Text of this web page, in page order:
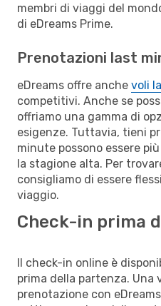
membri di viaggi del
di eDreams Prime.
Prenotazioni last
eDreams offre anche voli
competitivi. Anche se
offriamo una gamma di
esigenze. Tuttavia, tieni
minute possono essere
la stagione alta. Per
consigliamo di essere
viaggio.
Check-in prima
Il check-in online è
prima della partenza. Una
prenotazione con